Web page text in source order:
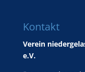
Kontakt
Verein
e.V.